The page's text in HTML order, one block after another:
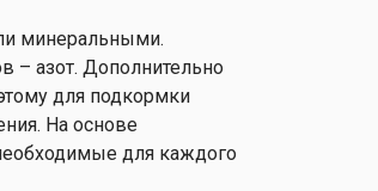
минеральными.
– азот. Дополнительно
для подкормки
На основе
для каждого